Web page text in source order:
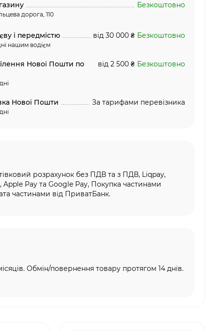
дорога, 110
Безкоштовно
і передмістю
нашим водієм
від 30 000 ₴ Безкоштовно
Нової Пошти по від 2 500 ₴ Безкоштовно
Нової Пошти За тарифами перевізника
розрахунок без ПДВ та з ПДВ, Liqpay,
Apple Pay та Google Pay, Покупка частинами
частинами від ПриватБанк.
Обмін/повернення товару протягом 14 днів.